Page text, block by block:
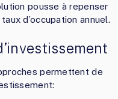
pousse à repenser
d’occupation annuel.
permettent de